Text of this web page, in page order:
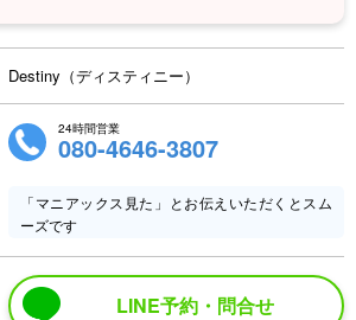
Destiny（ディスティニー）
24時間営業
080-4646-3807
「マニアックス見た」とお伝えいただくとスム
ーズです
LINE予約・問合せ